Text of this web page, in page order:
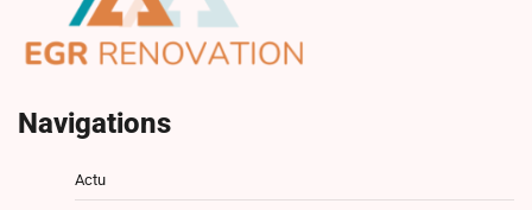
Navigations
Actu